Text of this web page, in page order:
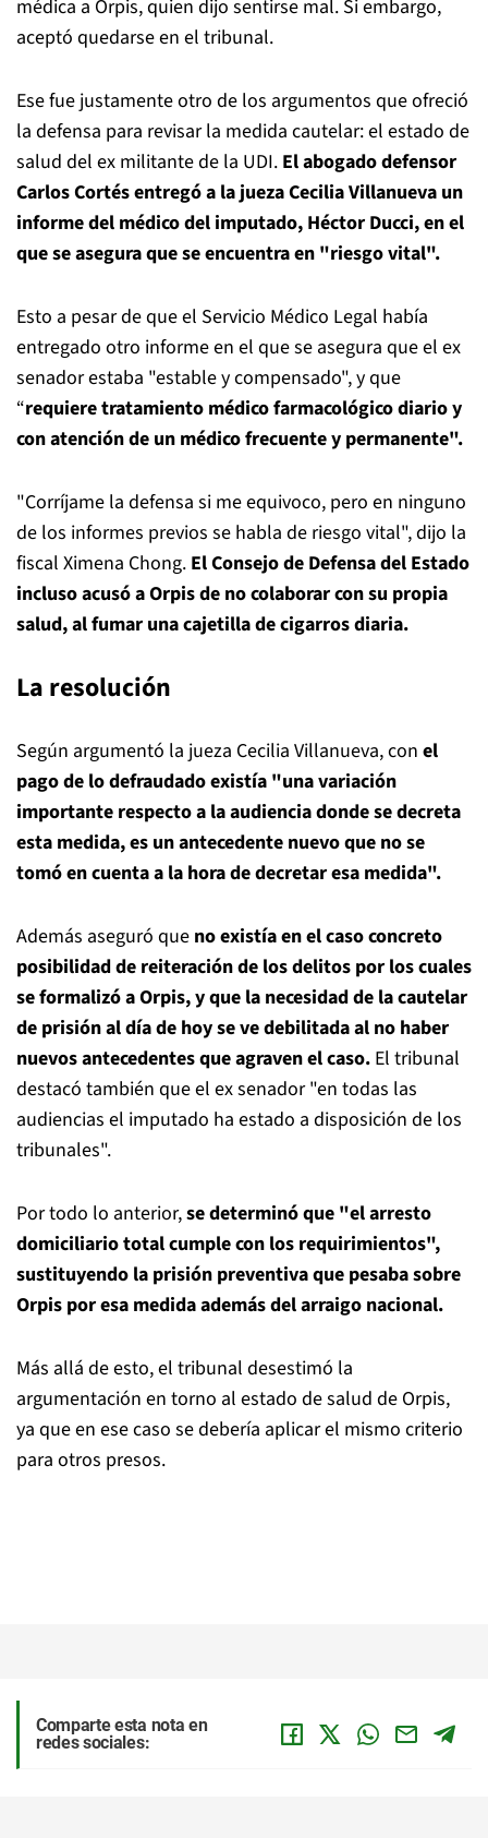
médica a Orpis, quien dijo sentirse mal. Si embargo,
aceptó quedarse en el tribunal.
Ese fue justamente otro de los argumentos que ofreció
la defensa para revisar la medida cautelar: el estado de
salud del ex militante de la UDI. El abogado defensor
Carlos Cortés entregó a la jueza Cecilia Villanueva un
informe del médico del imputado, Héctor Ducci, en el
que se asegura que se encuentra en "riesgo vital".
Esto a pesar de que el Servicio Médico Legal había
entregado otro informe en el que se asegura que el ex
senador estaba "estable y compensado", y que
“requiere tratamiento médico farmacológico diario y
con atención de un médico frecuente y permanente".
"Corríjame la defensa si me equivoco, pero en ninguno
de los informes previos se habla de riesgo vital", dijo la
fiscal Ximena Chong. El Consejo de Defensa del Estado
incluso acusó a Orpis de no colaborar con su propia
salud, al fumar una cajetilla de cigarros diaria.
La resolución
Según argumentó la jueza Cecilia Villanueva, con el
pago de lo defraudado existía "una variación
importante respecto a la audiencia donde se decreta
esta medida, es un antecedente nuevo que no se
tomó en cuenta a la hora de decretar esa medida".
Además aseguró que no existía en el caso concreto
posibilidad de reiteración de los delitos por los cuales
se formalizó a Orpis, y que la necesidad de la cautelar
de prisión al día de hoy se ve debilitada al no haber
nuevos antecedentes que agraven el caso. El tribunal
destacó también que el ex senador "en todas las
audiencias el imputado ha estado a disposición de los
tribunales".
Por todo lo anterior,se determinó que "el arresto
domiciliario total cumple con los requirimientos",
sustituyendo la prisión preventiva que pesaba sobre
Orpis por esa medida además del arraigo nacional.
Más allá de esto, el tribunal desestimó la
argumentación en torno al estado de salud de Orpis,
ya que en ese caso se debería aplicar el mismo criterio
para otros presos.
Comparte esta nota en
redes sociales: